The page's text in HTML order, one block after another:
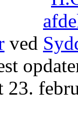
ved
23.